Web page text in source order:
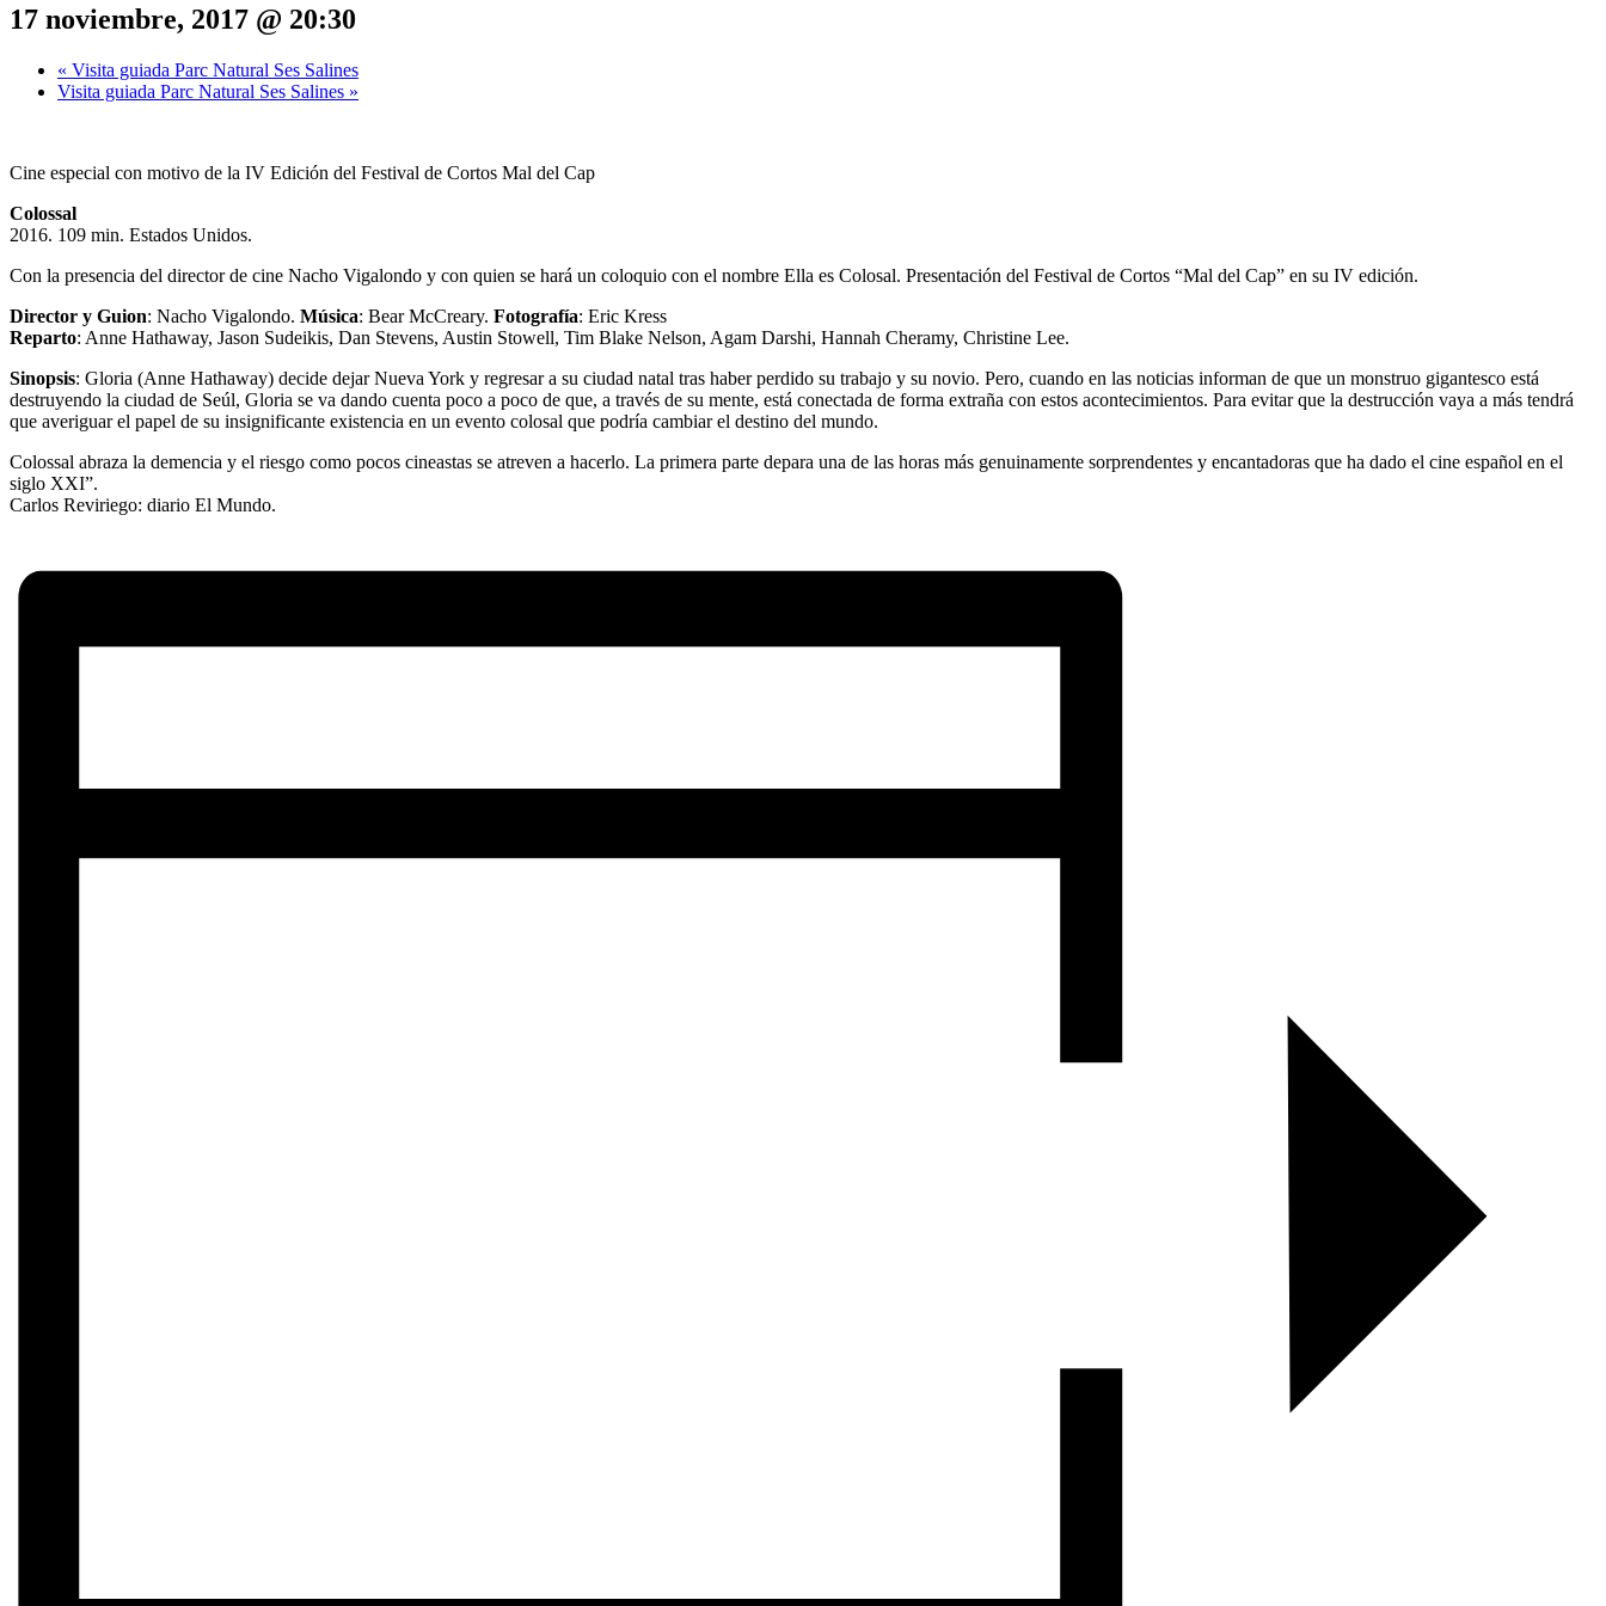
17 noviembre, 2017 @ 20:30
« Visita guiada Parc Natural Ses Salines
Visita guiada Parc Natural Ses Salines »
Cine especial con motivo de la IV Edición del Festival de Cortos Mal del Cap
Colossal
2016. 109 min. Estados Unidos.
Con la presencia del director de cine Nacho Vigalondo y con quien se hará un coloquio con el nombre Ella es Colosal. Presentación del Festival de Cortos “Mal del Cap” en su IV edición.
Director y Guion: Nacho Vigalondo. Música: Bear McCreary. Fotografía: Eric Kress
Reparto: Anne Hathaway, Jason Sudeikis, Dan Stevens, Austin Stowell, Tim Blake Nelson, Agam Darshi, Hannah Cheramy, Christine Lee.
Sinopsis: Gloria (Anne Hathaway) decide dejar Nueva York y regresar a su ciudad natal tras haber perdido su trabajo y su novio. Pero, cuando en las noticias informan de que un monstruo gigantesco está
destruyendo la ciudad de Seúl, Gloria se va dando cuenta poco a poco de que, a través de su mente, está conectada de forma extraña con estos acontecimientos. Para evitar que la destrucción vaya a más tendrá
que averiguar el papel de su insignificante existencia en un evento colosal que podría cambiar el destino del mundo.
Colossal abraza la demencia y el riesgo como pocos cineastas se atreven a hacerlo. La primera parte depara una de las horas más genuinamente sorprendentes y encantadoras que ha dado el cine español en el
siglo XXI”.
Carlos Reviriego: diario El Mundo.